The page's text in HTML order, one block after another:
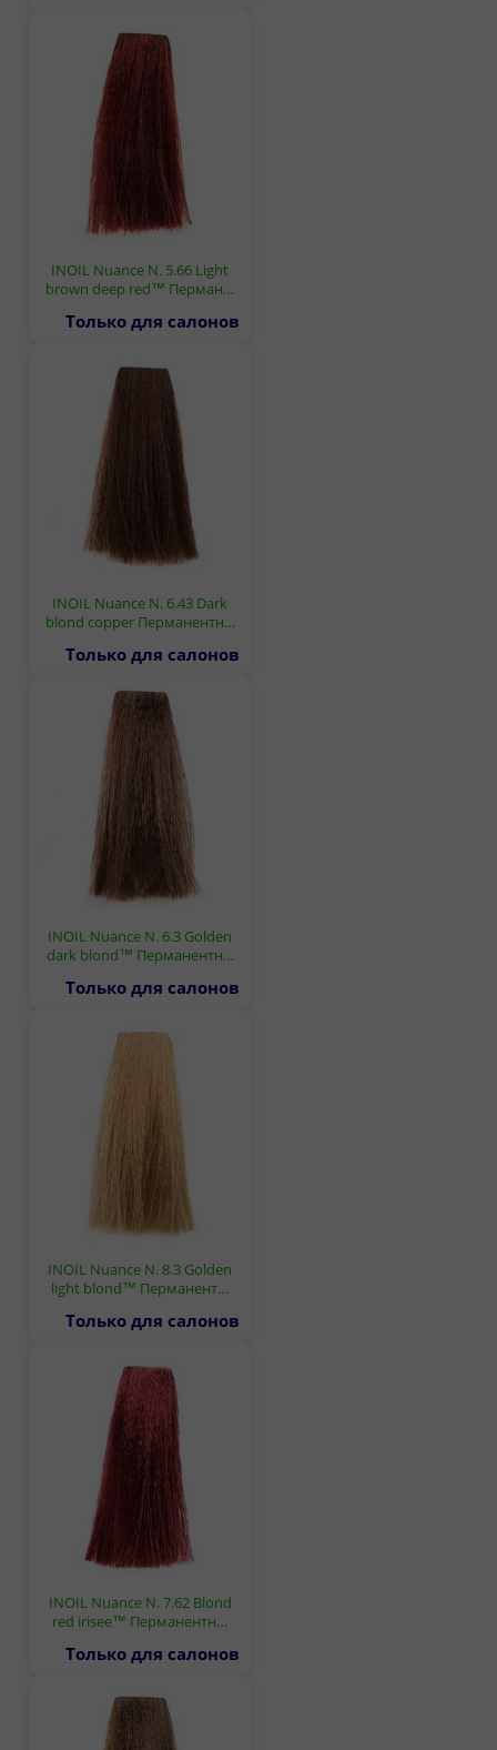
INOIL Nuance N. 5.66 Light
brown deep red™ Перман…
Только для салонов
INOIL Nuance N. 6.43 Dark
blond copper Перманентн…
Только для салонов
INOIL Nuance N. 6.3 Golden
dark blond™ Перманентн…
Только для салонов
INOIL Nuance N. 8.3 Golden
light blond™ Перманент…
Только для салонов
INOIL Nuance N. 7.62 Blond
red irisee™ Перманентн…
Только для салонов